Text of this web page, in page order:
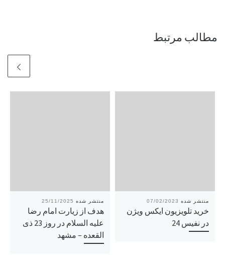
مطالب مرتبط
25/11/2025
هدف از زیارت امام رضا
علیه السلام در روز 23 ذی
القعده – مشهد
07/02/2023
خرید تلویزیون ایکس ویژن
در نفیس 24